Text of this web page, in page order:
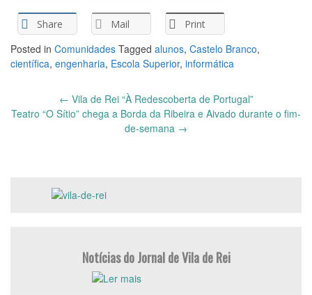
Share Mail Print
Posted in Comunidades Tagged alunos, Castelo Branco,
científica, engenharia, Escola Superior, informática
navigation
← Vila de Rei “À Redescoberta de Portugal”
Teatro “O Sítio” chega a Borda da Ribeira e Aivado durante o fim-
de-semana →
Notícias do Jornal de Vila de Rei